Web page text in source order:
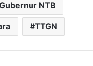
NTB
TTGN